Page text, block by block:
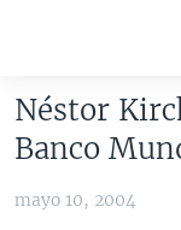
accesibilidad
principal
AMÉRICA DEL
MÉXICO
ELECCIONES
VOA VERIFICA
Néstor
Banco
mayo 10, 2004